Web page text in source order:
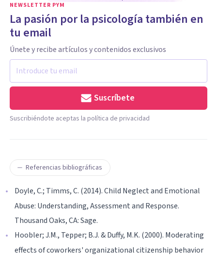
NEWSLETTER PYM
La pasión por la psicología también en
tu email
Únete y recibe artículos y contenidos exclusivos
Suscríbete
Suscribiéndote aceptas la política de privacidad
Referencias bibliográficas
Doyle, C.; Timms, C. (2014). Child Neglect and Emotional
Abuse: Understanding, Assessment and Response.
Thousand Oaks, CA: Sage.
Hoobler; J.M., Tepper; B.J. & Duffy, M.K. (2000). Moderating
effects of coworkers' organizational citizenship behavior